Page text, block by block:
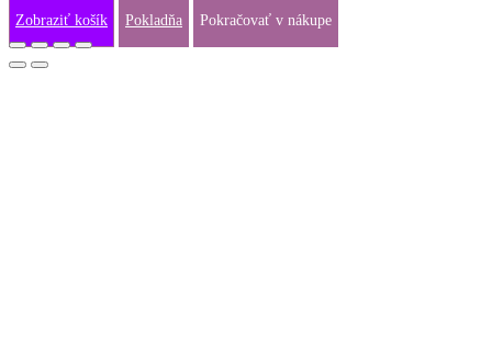
Zobraziť košík Pokladňa Pokračovať v nákupe